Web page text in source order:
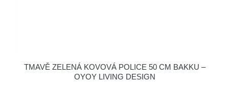
TMAVĚ ZELENÁ KOVOVÁ POLICE 50 CM BAKKU –
OYOY LIVING DESIGN